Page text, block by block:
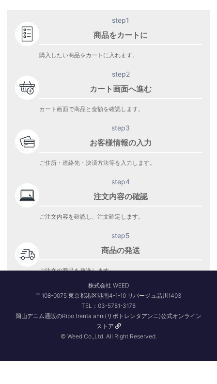
step1
商品をカートに
購入したい商品をカートに入れます。
step2
カート画面へ進む
カート画面で商品と金額を確認します。
step3
お客様情報の入力
ご住所・連絡先・決済方法等を入力します。
step4
注文内容の確認
ご注文内容を確認し、注文確定します。
step5
商品の発送
ご注文の商品を発送します。
株式会社 WEED
〒108-0075 東京都港区港南4-1-10 リバージュ品川1403
TEL：03-5781-3178
岡山デニム通販のRipo trenta anni(リポトレンタアンニ)公式オンライン
ストア
© Weed Co.,Ltd. All Right Reserved.